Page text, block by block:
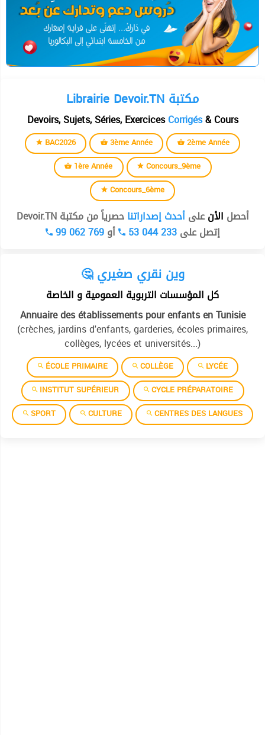
Librairie Devoir.TN مكتبة
Devoirs, Sujets, Séries, ExercicesCorrigés& Cours
BAC2026 3ème Année
2ème Année
1ère Année
Concours_9ème
Concours_6ème
أحصل الأنعلىأحدث إصداراتناحصرياً من مكتبة Devoir.TN
إتصل على53 044 233 أو99 062 769
🤔 وين نقري صغيري
كل المؤسسات التربوية العمومية و الخاصة
Annuaire des établissements pour enfants en Tunisie
(crèches, jardins d'enfants, garderies, écoles primaires,
collèges, lycées et universités...)
ÉCOLE PRIMAIRE COLLÈGE
LYCÉE
INSTITUT SUPÉRIEUR
CYCLE PRÉPARATOIRE
SPORT
CULTURE CENTRES DES LANGUES